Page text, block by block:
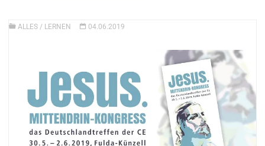
ALLES / LERNEN 04.06.2019